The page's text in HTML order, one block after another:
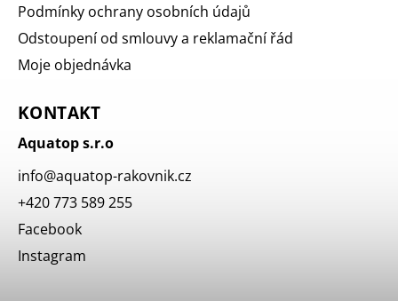
Podmínky ochrany osobních údajů
Odstoupení od smlouvy a reklamační řád
Moje objednávka
KONTAKT
Aquatop s.r.o
info@aquatop-rakovnik.cz
+420 773 589 255
Facebook
Instagram